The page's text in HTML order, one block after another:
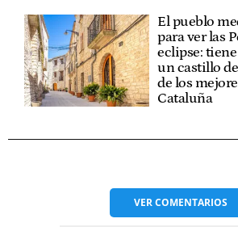
El pueblo
para ver las
eclipse:
un castillo
de los
Cataluña
VERCOMENTARIOS